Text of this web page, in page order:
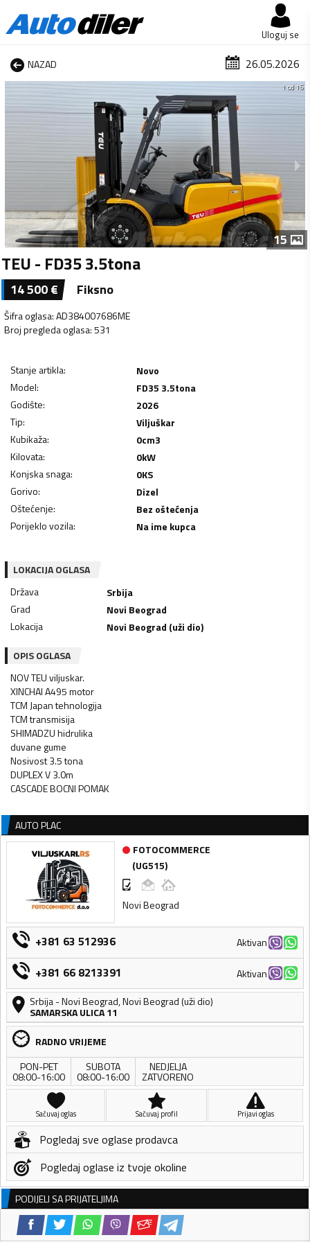
Uloguj se
NAZAD 26.05.2026
1 od 15
15
TEU - FD35 3.5tona
14 500€ Fiksno
Šifra oglasa:AD384007686ME
Broj pregleda oglasa:531
Stanje artikla:
Novo
Model:
FD35 3.5tona
Godište:
2026
Tip:
Viljuškar
Kubikaža: 0cm3
Kilovata: 0kW
Konjska snaga: 0KS
Gorivo:
Dizel
Oštećenje:
Bez oštećenja
Porijeklo vozila: Na ime kupca
LOKACIJA OGLASA
Država
Srbija
Grad
Novi Beograd
Lokacija
Novi Beograd (uži dio)
OPIS OGLASA
NOV TEU viljuskar.
XINCHAI A495 motor
TCM Japan tehnologija
TCM transmisija
SHIMADZU hidrulika
duvane gume
Nosivost 3.5 tona
DUPLEX V 3.0m
CASCADE BOCNI POMAK
AUTO PLAC
FOTOCOMMERCE
(UG515)
Novi Beograd
+381 63 512936 Aktivan
+381 66 8213391
Aktivan
Srbija-Novi Beograd,Novi Beograd (uži dio)
SAMARSKA ULICA 11
RADNO VRIJEME
PON-PET
08:00-16:00
SUBOTA
08:00-16:00
NEDJELJA
ZATVORENO
Sačuvaj oglas Sačuvaj profil Prijavi oglas
Pogledaj sve oglase prodavca
Pogledaj oglase iz tvoje okoline
PODIJELI SA PRIJATELJIMA